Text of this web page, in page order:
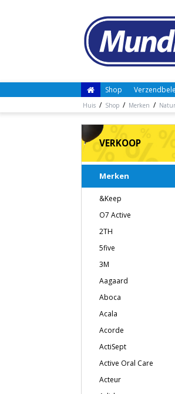
Shop
Huis / Shop / Merken /
VERKOOP
Merken
&Keep
O7 Active
2TH
5five
3M
Aagaard
Aboca
Acala
Acorde
ActiSept
Active Oral Care
Acteur